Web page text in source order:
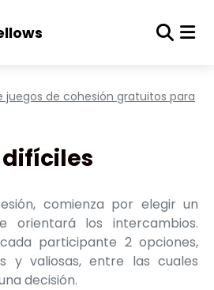
juegos de cohesión gratuitos para
difíciles
comienza por elegir un
orientará los intercambios.
participante 2 opciones,
y valiosas, entre las cuales
decisión.